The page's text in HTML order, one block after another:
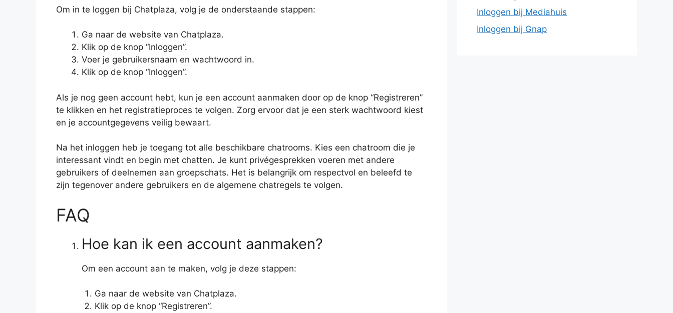
Om in te loggen bij Chatplaza, volg je de onderstaande stappen:
Ga naar de website van Chatplaza.
Klik op de knop “Inloggen”.
Voer je gebruikersnaam en wachtwoord in.
Klik op de knop “Inloggen”.
Als je nog geen account hebt, kun je een account aanmaken door op de knop “Registreren”
te klikken en het registratieproces te volgen. Zorg ervoor dat je een sterk wachtwoord kiest
en je accountgegevens veilig bewaart.
Na het inloggen heb je toegang tot alle beschikbare chatrooms. Kies een chatroom die je
interessant vindt en begin met chatten. Je kunt privégesprekken voeren met andere
gebruikers of deelnemen aan groepschats. Het is belangrijk om respectvol en beleefd te
zijn tegenover andere gebruikers en de algemene chatregels te volgen.
FAQ
Hoe kan ik een account aanmaken?
Om een account aan te maken, volg je deze stappen:
Ga naar de website van Chatplaza.
Klik op de knop “Registreren”.
Inloggen bij Mediahuis
Inloggen bij Gnap